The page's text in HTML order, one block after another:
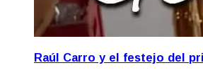
Raúl Carro y el festejo del